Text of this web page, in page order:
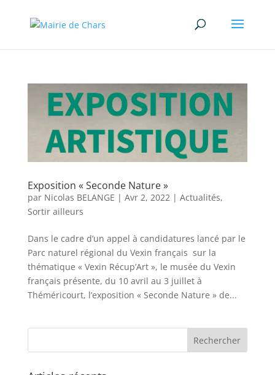
Exposition « Seconde Nature »
par Nicolas BELANGE | Avr 2, 2022| Actualités,
Sortir ailleurs
Dans le cadre d’un appel à candidatures lancé par le
Parc naturel régional du Vexin français sur la
thématique « Vexin Récup’Art », le musée du Vexin
français présente, du 10 avril au 3 juillet à
Théméricourt, l’exposition « Seconde Nature » de...